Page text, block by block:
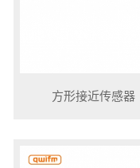
方形接近传感器